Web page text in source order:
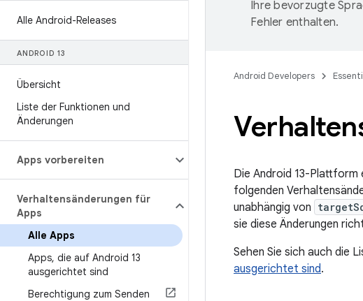
Alle Android-Releases
ANDROID 13
Übersicht
Liste der Funktionen und
Änderungen
Apps vorbereiten
Verhaltensänderungen für
Apps
Alle Apps
Apps, die auf Android 13
ausgerichtet sind
Berechtigung zum Senden
Ihre bevorzugte
Fehler enthalten.
Android Developers
Die Android 13-Plattform
folgenden
unabhängig von
sie diese Änderungen
Sehen Sie sich auch die
ausgerichtet sind.